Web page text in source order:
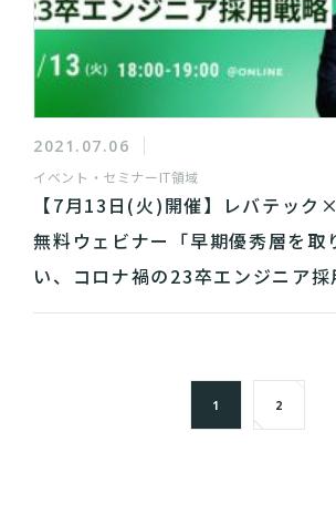
2021.07.06
イベント・セミナーIT領域
【7月13日(火)開催】レバテック
無料ウェビナー「早期優秀層を取
い、コロナ禍の23卒エンジニア採
1 2